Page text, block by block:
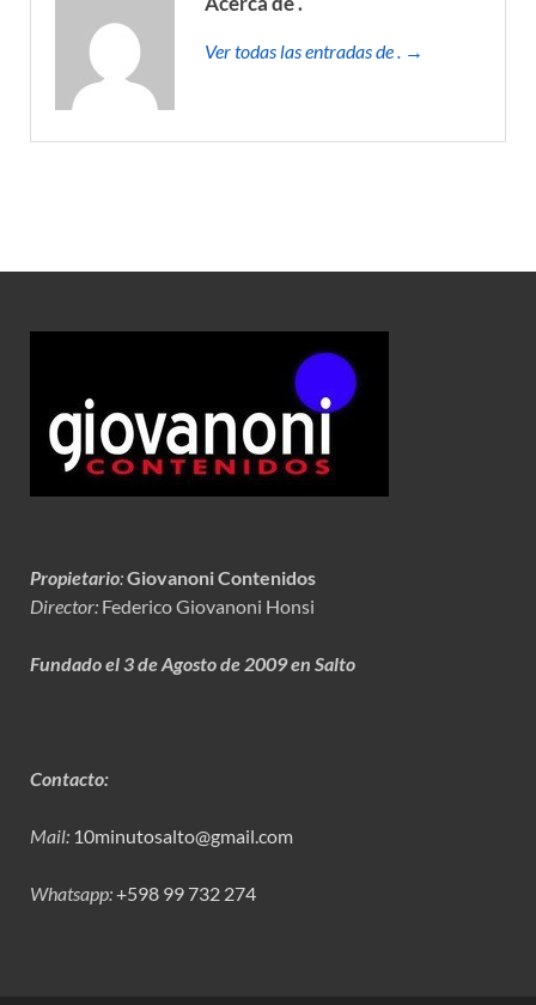
Ver todas las entradas de . →
Propietario:Giovanoni Contenidos
Director: Federico Giovanoni Honsi
Fundado el 3 de Agosto de 2009 en Salto
Contacto:
Mail: 10minutosalto@gmail.com
Whatsapp:+598 99 732 274